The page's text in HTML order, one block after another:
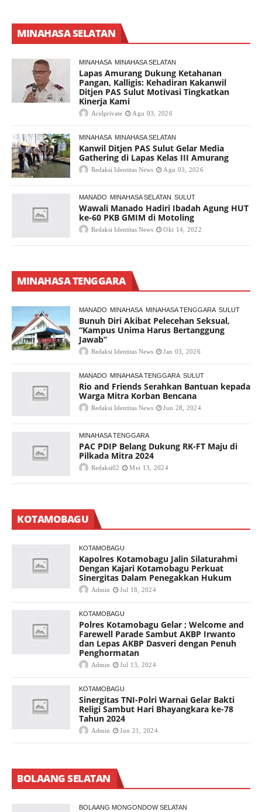
MINAHASA SELATAN
MINAHASA MINAHASA SELATAN
Lapas Amurang Dukung Ketahanan
Pangan, Kalligis: Kehadiran Kakanwil
Ditjen PAS Sulut Motivasi Tingkatkan
Kinerja Kami
Acelprivate Agu 03, 2026
MINAHASA MINAHASA SELATAN
Kanwil Ditjen PAS Sulut Gelar Media
Gathering di Lapas Kelas III Amurang
Redaksi Identitas News Agu 03, 2026
MANADO MINAHASA SELATAN SULUT
Wawali Manado Hadiri Ibadah Agung HUT
ke-60 PKB GMIM di Motoling
Redaksi Identitas News Okt 14, 2022
MINAHASA TENGGARA
MANADO MINAHASA MINAHASA TENGGARA SULUT
Bunuh Diri Akibat Pelecehan Seksual,
“Kampus Unima Harus Bertanggung
Jawab”
Redaksi Identitas News Jan 03, 2026
MANADO MINAHASA TENGGARA SULUT
Rio and Friends Serahkan Bantuan kepada
Warga Mitra Korban Bencana
Redaksi Identitas News Jun 28, 2024
MINAHASA TENGGARA
PAC PDIP Belang Dukung RK-FT Maju di
Pilkada Mitra 2024
Redaksi02 Mei 13, 2024
KOTAMOBAGU
KOTAMOBAGU
Kapolres Kotamobagu Jalin Silaturahmi
Dengan Kajari Kotamobagu Perkuat
Sinergitas Dalam Penegakkan Hukum
Admin Jul 18, 2024
KOTAMOBAGU
Polres Kotamobagu Gelar ; Welcome and
Farewell Parade Sambut AKBP Irwanto
dan Lepas AKBP Dasveri dengan Penuh
Penghormatan
Admin Jul 13, 2024
KOTAMOBAGU
Sinergitas TNI-Polri Warnai Gelar Bakti
Religi Sambut Hari Bhayangkara ke-78
Tahun 2024
Admin Jun 21, 2024
BOLAANG SELATAN
BOLAANG MONGONDOW SELATAN